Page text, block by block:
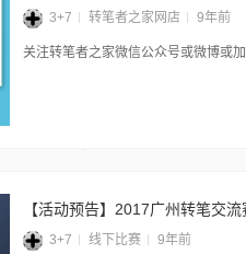
3+7 转笔者之家网店 9年前
关注转笔者之家微信公众号或微博或
【活动预告】2017广州转笔交流
3+7 线下比赛 9年前